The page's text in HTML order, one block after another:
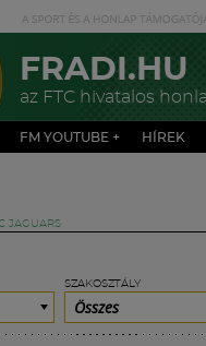
FRADI.HU
az FTC hivatalos
FM YOUTUBE + HÍREK
JAGUARS
SZAKOSZTÁLY
Összes